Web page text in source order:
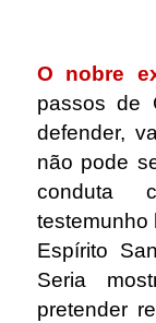
O nobre
passos de
defender,
não pode
conduta
testemunho
Espírito
Seria
pretender